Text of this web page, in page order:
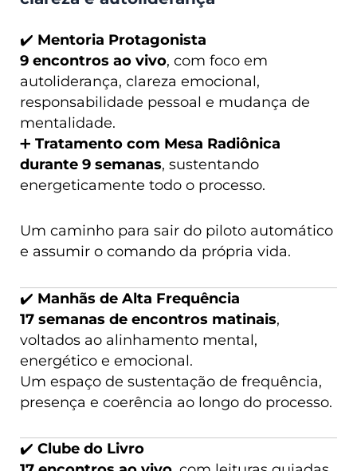
✔️ Mentoria Protagonista
9 encontros ao vivo, com foco em
autoliderança, clareza emocional,
responsabilidade pessoal e mudança de
mentalidade.
➕ Tratamento com Mesa Radiônica
durante 9 semanas, sustentando
energeticamente todo o processo.
Um caminho para sair do piloto automático
e assumir o comando da própria vida.
✔️ Manhãs de Alta Frequência
17 semanas de encontros matinais,
voltados ao alinhamento mental,
energético e emocional.
Um espaço de sustentação de frequência,
presença e coerência ao longo do processo.
✔️ Clube do Livro